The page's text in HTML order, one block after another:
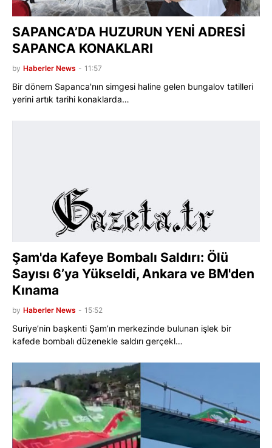
SAPANCA’DA HUZURUN YENİ ADRESİ
SAPANCA KONAKLARI
by Haberler News - 11:57
Bir dönem Sapanca'nın simgesi haline gelen bungalov tatilleri
yerini artık tarihi konaklarda…
Şam'da Kafeye Bombalı Saldırı: Ölü
Sayısı 6’ya Yükseldi, Ankara ve BM'den
Kınama
by Haberler News - 15:52
Suriye’nin başkenti Şam’ın merkezinde bulunan işlek bir
kafede bombalı düzenekle saldırı gerçekl…